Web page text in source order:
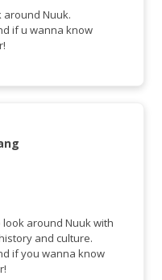
around Nuuk.
if u wanna know
around Nuuk with
and culture.
if you wanna know